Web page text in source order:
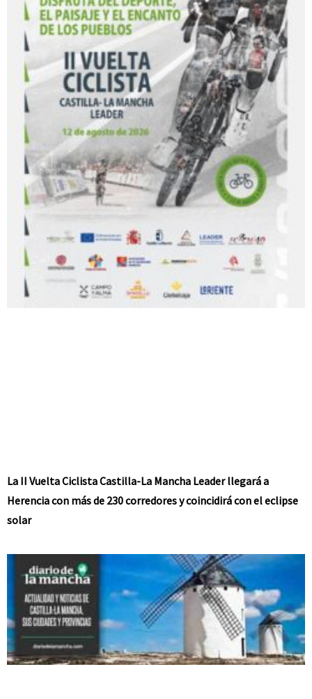
La II Vuelta Ciclista Castilla-La Mancha Leader llegará a
Herencia con más de 230 corredores y coincidirá con el eclipse
solar